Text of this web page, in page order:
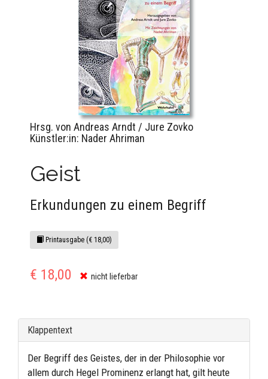
Hrsg. von Andreas Arndt / Jure Zovko
Künstler:in: Nader Ahriman
Geist
Erkundungen zu einem Begriff
Printausgabe (€ 18,00)
€ 18,00 nicht lieferbar
Klappentext
Der Begriff des Geistes, der in der Philosophie vor
allem durch Hegel Prominenz erlangt hat, gilt heute